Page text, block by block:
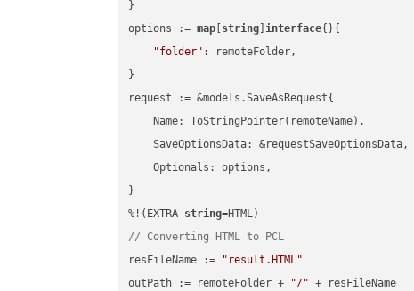
}
options := map string ]interface{}{
"folder" : remoteFolder,
}
request := &models.SaveAsRequest{
    Name: ToStringPointer(remoteName),
    SaveOptionsData: &requestSaveOptionsData,
    Optionals: options,
}
%!(EXTRA string
// Converting HTML to PCL
resFileName :=
"result.HTML"
outPath := remoteFolder +
"/" + resFileName